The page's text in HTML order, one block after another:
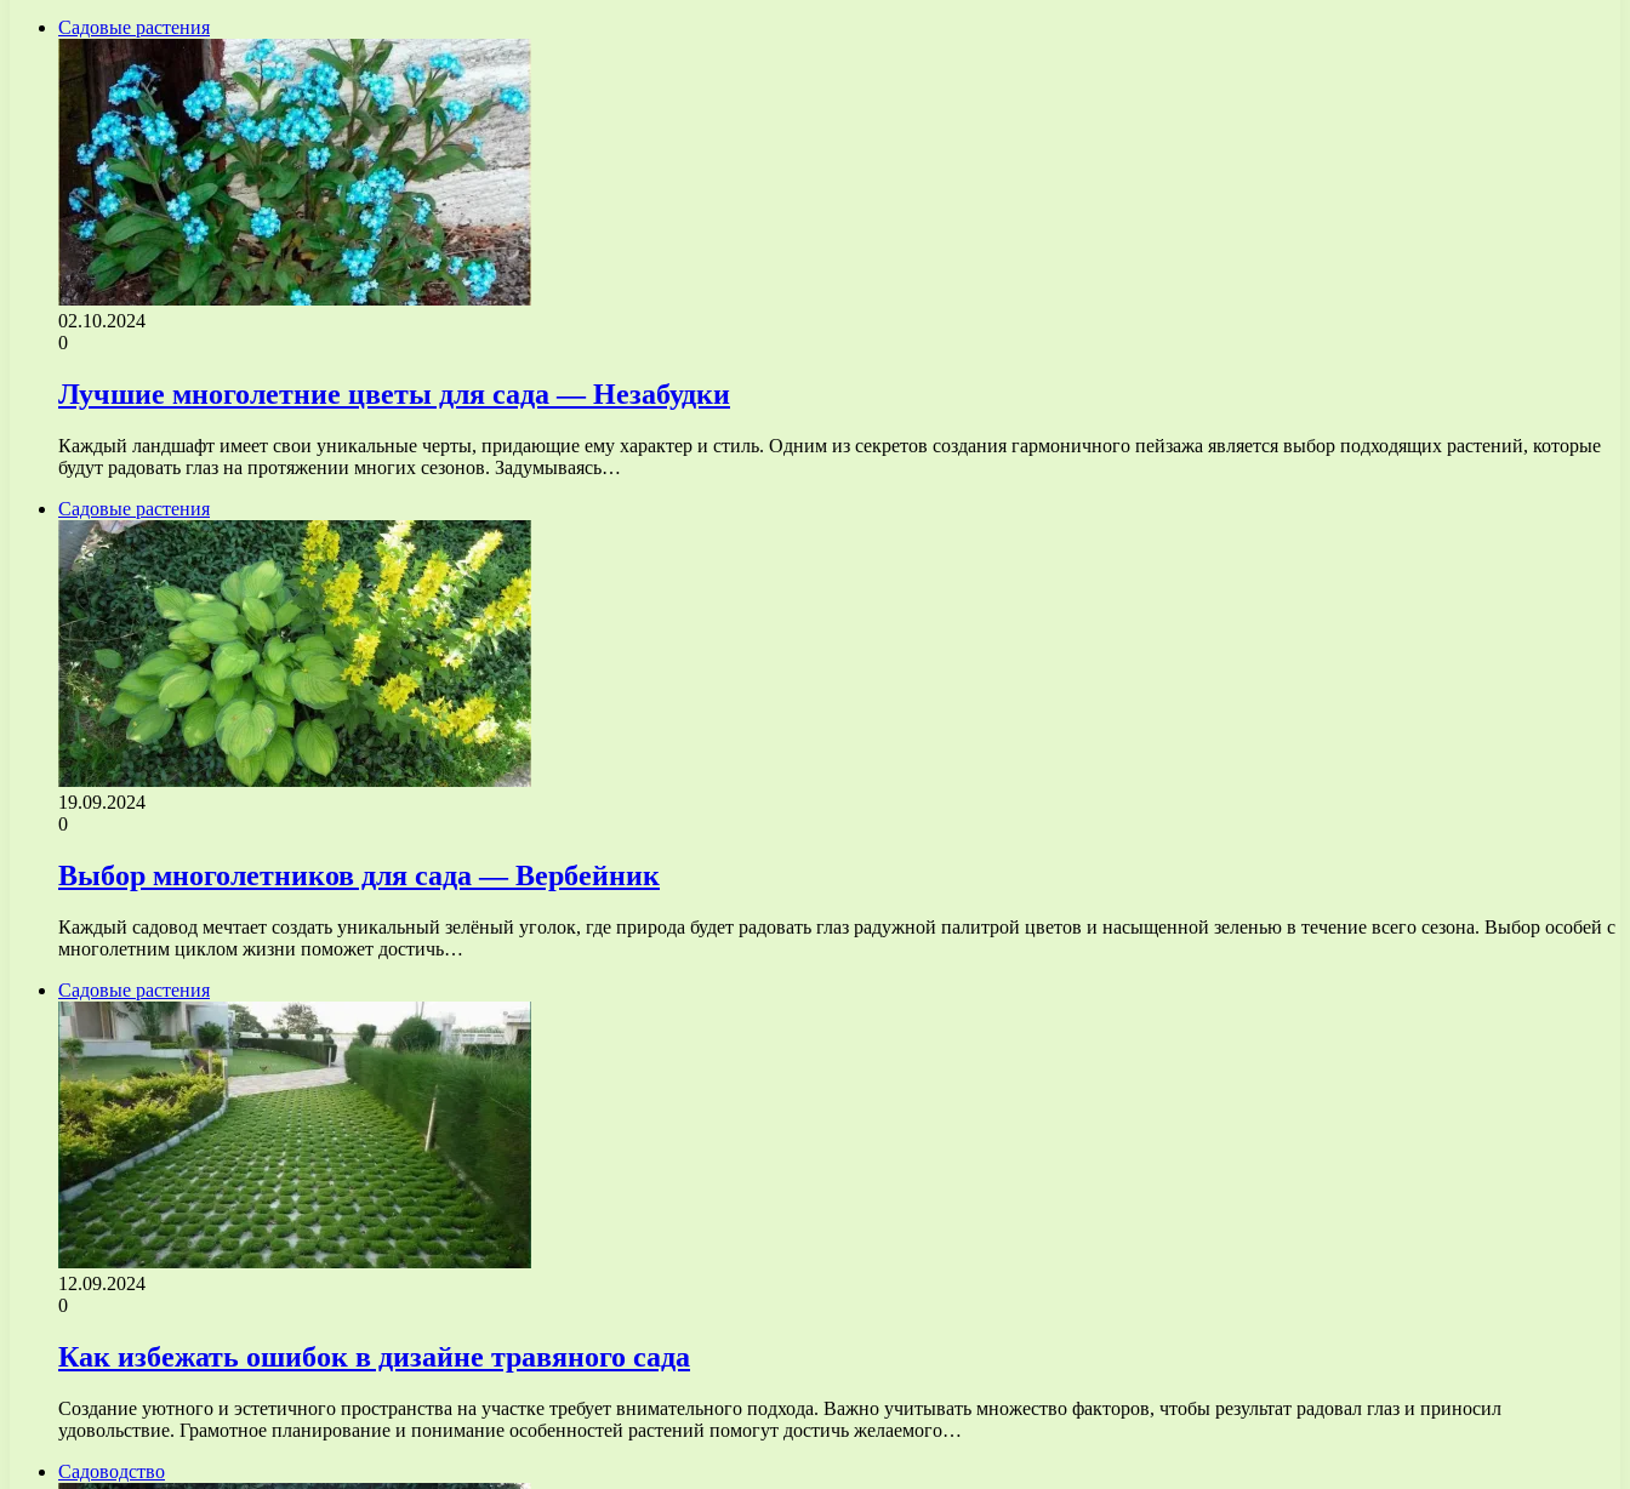
Садовые растения
02.10.2024
0
Лучшие многолетние цветы для сада — Незабудки
Каждый ландшафт имеет свои уникальные черты, придающие ему характер и стиль. Одним из секретов создания гармоничного пейзажа является выбор подходящих растений, которые
будут радовать глаз на протяжении многих сезонов. Задумываясь…
Садовые растения
19.09.2024
0
Выбор многолетников для сада — Вербейник
Каждый садовод мечтает создать уникальный зелёный уголок, где природа будет радовать глаз радужной палитрой цветов и насыщенной зеленью в течение всего сезона. Выбор особей с
многолетним циклом жизни поможет достичь…
Садовые растения
12.09.2024
0
Как избежать ошибок в дизайне травяного сада
Создание уютного и эстетичного пространства на участке требует внимательного подхода. Важно учитывать множество факторов, чтобы результат радовал глаз и приносил
удовольствие. Грамотное планирование и понимание особенностей растений помогут достичь желаемого…
Садоводство